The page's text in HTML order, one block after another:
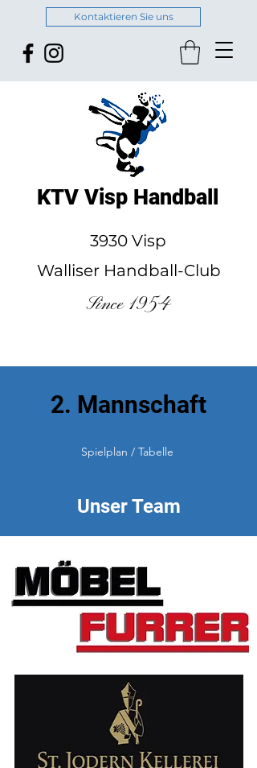
Kontaktieren Sie uns
KTV Visp Handball
3930 Visp
Walliser Handball-Club
Since 1954
2. Mannschaft
Spielplan / Tabelle
Unser Team